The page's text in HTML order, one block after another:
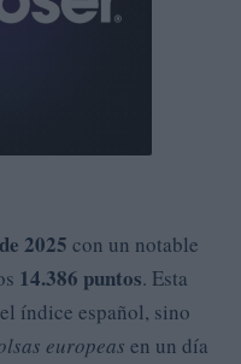
2025 con un notable
14.386 puntos. Esta
índice español, sino
europeas en un día